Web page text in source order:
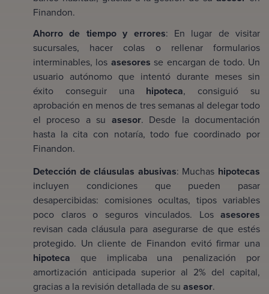
Finandon.
Ahorro de tiempo y errores: En lugar de visitar
sucursales, hacer colas o rellenar formularios
interminables, los asesores se encargan de todo. Un
usuario autónomo que intentó durante meses sin
éxito conseguir una hipoteca, consiguió su
aprobación en menos de tres semanas al delegar todo
el proceso a su asesor. Desde la documentación
hasta la cita con notaría, todo fue coordinado por
Finandon.
Detección de cláusulas abusivas: Muchas hipotecas
incluyen condiciones que pueden pasar
desapercibidas: comisiones ocultas, tipos variables
poco claros o seguros vinculados. Los asesores
revisan cada cláusula para asegurarse de que estés
protegido. Un cliente de Finandon evitó firmar una
hipoteca que implicaba una penalización por
amortización anticipada superior al 2% del capital,
gracias a la revisión detallada de su asesor.